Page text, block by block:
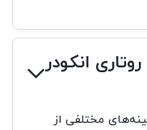
انکودر
مختلفی از